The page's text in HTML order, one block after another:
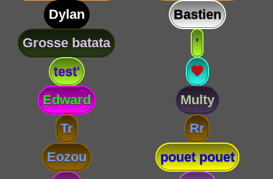
Dylan
Bastien
Grosse batata
'
test'
💗
Edward
Multy
Tr
Rr
Eozou
pouet pouet